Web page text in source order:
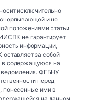
исключительно
и не
положениями статьи
не гарантирует
информации,
за собой
в содержащуюся на
ФГБНУ
перед
понесенные ими в
на данном